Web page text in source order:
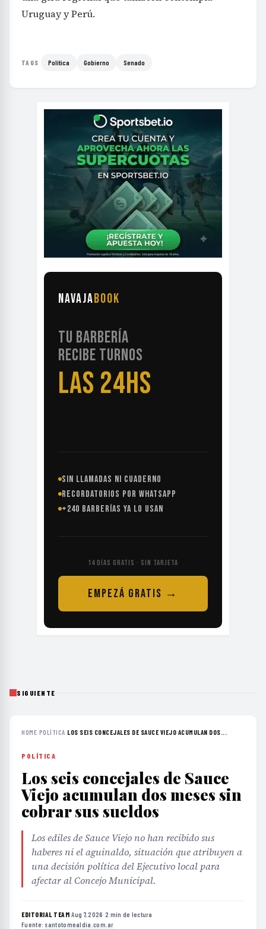
Uruguay y Perú.
TAGS Política Gobierno Senado
NAVAJABOOK
TU BARBERÍA
RECIBE TURNOS
LAS 24HS
SIN LLAMADAS NI CUADERNO
RECORDATORIOS POR WHATSAPP
+240 BARBERÍAS YA LO USAN
14 DÍAS GRATIS · SIN TARJETA
EMPEZÁ GRATIS →
SIGUIENTE
HOME›POLÍTICA›LOS SEIS CONCEJALES DE SAUCE VIEJO ACUMULAN DOS...
POLÍTICA
Los seis concejales de Sauce
Viejo acumulan dos meses sin
cobrar sus sueldos
Los ediles de Sauce Viejo no han recibido sus
haberes ni el aguinaldo, situación que atribuyen a
una decisión política del Ejecutivo local para
afectar al Concejo Municipal.
EDITORIAL TEAM·Aug 7, 2026 ·2 min de lectura ·
Fuente: santotomealdia.com.ar